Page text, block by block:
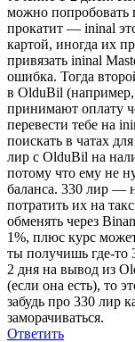
можно попробовать
прокатит — ininal
картой, иногда их
привязать ininal
ошибка. Тогда
в OlduBil
принимают оплату
перевести тебе на
поискать в чатах
лир с OlduBil на
потому что ему не
баланса. 330 лир —
потратить их на
обменять через
1%, плюс курс
ты получишь где-то
2 дня на вывод из
(если она есть), то
забудь про 330 лир
заморачиваться.
Ответить